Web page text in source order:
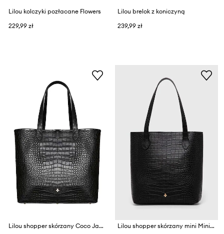
Lilou kolczyki pozłacane Flowers
229,99 zł
Lilou brelok z koniczyną
239,99 zł
Lilou shopper skórzany Coco Jane Lilou shopper skórzany mini Mini Coco Jane